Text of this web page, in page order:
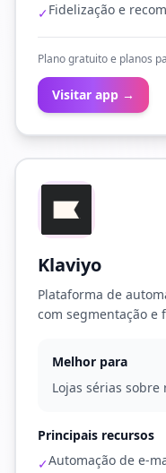
✓Fidelização e
Plano gratuito e planos
Visitar app →
Klaviyo
Plataforma de
com segmentação e
Melhor para
Lojas sérias
Principais recursos
✓Automação de e-